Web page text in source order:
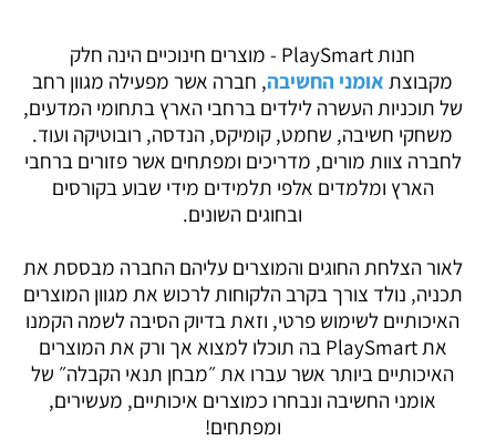
חנות PlaySmart - מוצרים חינוכיים הינה חלק
מקבוצת אומני החשיבה, חברה אשר מפעילה מגוון רחב
של תוכניות העשרה לילדים ברחבי הארץ בתחומי המדעים,
משחקי חשיבה, שחמט, קומיקס, הנדסה, רובוטיקה ועוד.
לחברה צוות מורים, מדריכים ומפתחים אשר פזורים ברחבי
הארץ ומלמדים אלפי תלמידים מידי שבוע בקורסים
ובחוגים השונים.
לאור הצלחת החוגים והמוצרים עליהם החברה מבססת את
תכניה, נולד צורך בקרב הלקוחות לרכוש את מגוון המוצרים
האיכותיים לשימוש פרטי, וזאת בדיוק הסיבה לשמה הקמנו
את PlaySmart בה תוכלו למצוא אך ורק את המוצרים
האיכותיים ביותר אשר עברו את ״מבחן תנאי הקבלה״ של
אומני החשיבה ונבחרו כמוצרים איכותיים, מעשירים,
ומפתחים!